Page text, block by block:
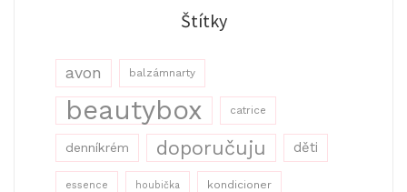
Štítky
avon balzámnarty
beautybox catrice
denníkrém doporučuju děti
essence houbička kondicioner